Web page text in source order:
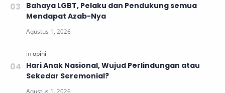
Bahaya LGBT, Pelaku dan Pendukung semua
Mendapat Azab-Nya
Hari Anak Nasional, Wujud Perlindungan atau
Sekedar Seremonial?